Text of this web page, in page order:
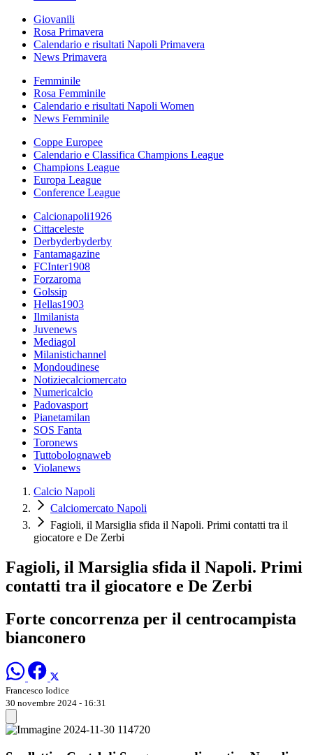
Giovanili
Rosa Primavera
Calendario e risultati Napoli Primavera
News Primavera
Femminile
Rosa Femminile
Calendario e risultati Napoli Women
News Femminile
Coppe Europee
Calendario e Classifica Champions League
Champions League
Europa League
Conference League
Calcionapoli1926
Cittaceleste
Derbyderbyderby
Fantamagazine
FCInter1908
Forzaroma
Golssip
Hellas1903
Ilmilanista
Juvenews
Mediagol
Milanistichannel
Mondoudinese
Notiziecalciomercato
Numericalcio
Padovasport
Pianetamilan
SOS Fanta
Toronews
Tuttobolognaweb
Violanews
Calcio Napoli
Calciomercato Napoli
Fagioli, il Marsiglia sfida il Napoli. Primi contatti tra il
giocatore e De Zerbi
Fagioli, il Marsiglia sfida il Napoli. Primi
contatti tra il giocatore e De Zerbi
Forte concorrenza per il centrocampista
bianconero
Francesco Iodice
30 novembre 2024 - 16:31